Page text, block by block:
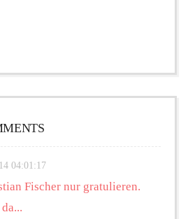
04:01:17
Fischer nur gratulieren.